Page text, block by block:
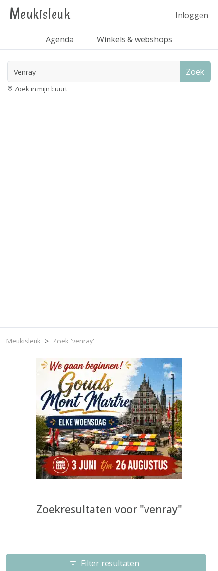
Meukisleuk Inloggen
Agenda Winkels & webshops
Zoek
Zoek in mijn buurt
Meukisleuk Zoek 'venray'
Zoekresultaten voor "venray"
Filter resultaten